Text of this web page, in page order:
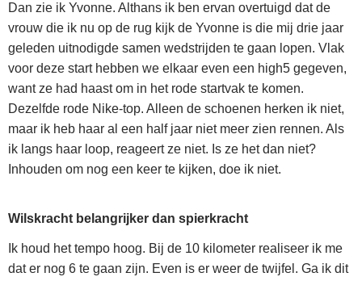
Dan zie ik Yvonne. Althans ik ben ervan overtuigd dat de
vrouw die ik nu op de rug kijk de Yvonne is die mij drie jaar
geleden uitnodigde samen wedstrijden te gaan lopen. Vlak
voor deze start hebben we elkaar even een high5 gegeven,
want ze had haast om in het rode startvak te komen.
Dezelfde rode Nike-top. Alleen de schoenen herken ik niet,
maar ik heb haar al een half jaar niet meer zien rennen. Als
ik langs haar loop, reageert ze niet. Is ze het dan niet?
Inhouden om nog een keer te kijken, doe ik niet.
Wilskracht belangrijker dan spierkracht
Ik houd het tempo hoog. Bij de 10 kilometer realiseer ik me
dat er nog 6 te gaan zijn. Even is er weer de twijfel. Ga ik dit